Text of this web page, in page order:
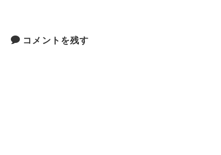
コメントを残す